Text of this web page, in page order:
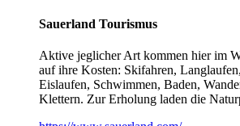
Sauerland Tourismus
Aktive jeglicher Art kommen hier im
auf ihre Kosten: Skifahren,
Eislaufen, Schwimmen, Baden,
Klettern. Zur Erholung laden die